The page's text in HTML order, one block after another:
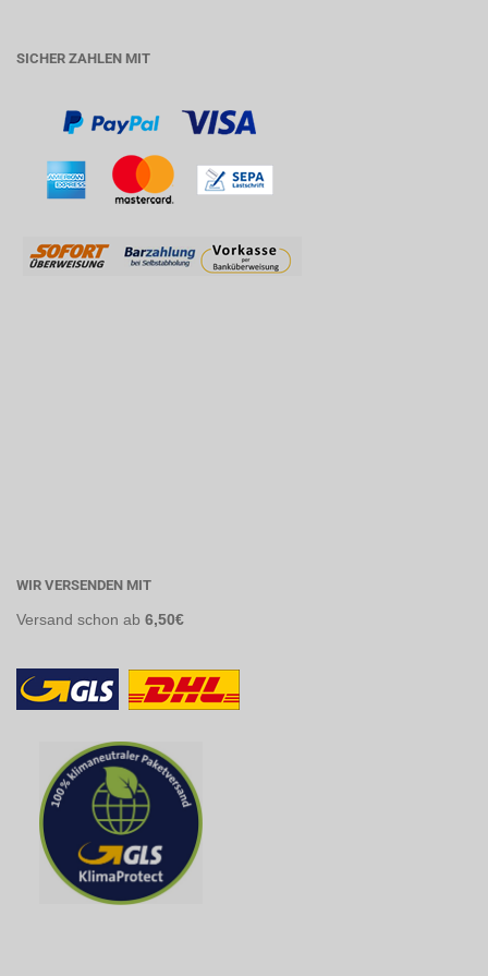
SICHER ZAHLEN MIT
WIR VERSENDEN MIT
Versand schon ab 6,50€